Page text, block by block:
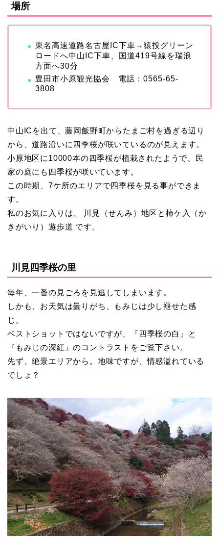
場所
東名高速道路名古屋IC下車→猿投グリーン
ロードへ中山IC下車、国道419号線を瑞浪
方面へ30分
豊田市小原観光協会 電話：0565-65-
3808
中山ICを出て、藤岡飯野町からたまご村を過ぎる辺り
から、道路沿いに四季桜が咲いているのが見えます。
小原地区に10000本の四季桜が植栽されたようで、民
家の庭にも四季桜が咲いています。
この時期、7ケ所のエリアで四季桜を見る事ができま
す。
私のお気に入りは、 川見（せんみ）地区と柿ケ入（か
きがいり）遊歩道 です。
川見四季桜の里
毎年、一番の見ごろを見逃してしまいます。
しかも、お天気は曇りがち、もみじは少し褪せた感
じ。
ベストショットではないですが、『四季桜の白』と
『もみじの深紅』のコントラストをご覧下さい。
先ず、絶景エリアから。地味ですが、情感溢れている
でしょ？